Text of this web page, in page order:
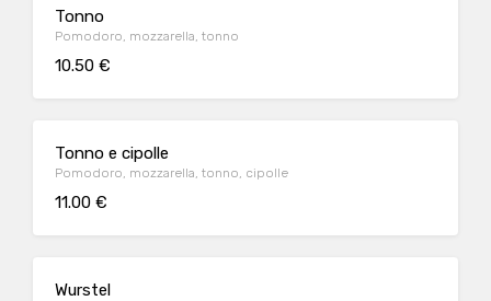
Tonno
Pomodoro, mozzarella, tonno
10.50 €
Tonno e cipolle
Pomodoro, mozzarella, tonno, cipolle
11.00 €
Wurstel